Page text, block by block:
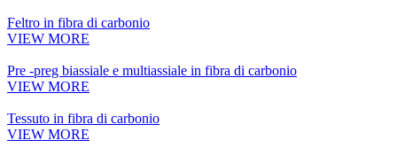
Feltro in fibra di carbonio
VIEW MORE
Pre -preg biassiale e multiassiale in fibra di carbonio
VIEW MORE
Tessuto in fibra di carbonio
VIEW MORE